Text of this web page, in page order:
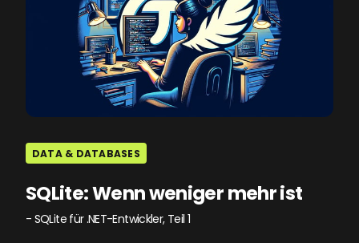
DATA & DATABASES
SQLite: Wenn weniger mehr ist
- SQLite für .NET-Entwickler, Teil 1